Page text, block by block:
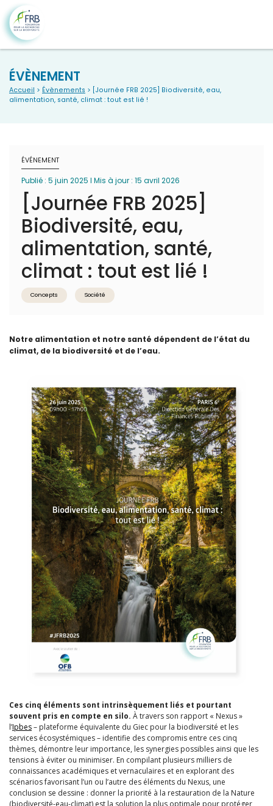
ÉVÈNEMENT
Accueil > Évènements > [Journée FRB 2025] Biodiversité, eau,
alimentation, santé, climat : tout est lié !
ÉVÉNEMENT
Publié : 5 juin 2025 I Mis à jour : 15 avril 2026
[Journée FRB 2025]
Biodiversité, eau,
alimentation, santé,
climat : tout est lié !
Concepts Société
Notre alimentation et notre santé dépendent de l’état du
climat, de la biodiversité et de l’eau.
Ces cinq éléments sont intrinsèquement liés et pourtant
souvent pris en compte en silo. À travers son rapport « Nexus »
l’Ipbes– plateforme équivalente du Giec pour la biodiversité et les
services écosystémiques – identifie des compromis entre ces cinq
thèmes, démontre leur importance, les synergies possibles ainsi que les
tensions à éviter ou minimiser. En compilant plusieurs milliers de
connaissances académiques et vernaculaires et en explorant des
scénarios favorisant l’un ou l’autre des éléments du Nexus, une
conclusion se dessine : donner la priorité à la restauration de la Nature